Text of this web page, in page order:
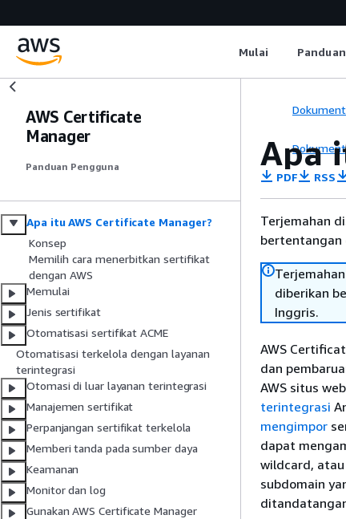
Mulai
AWS Certificate
Manager
Panduan Pengguna
Apa itu AWS Certificate Manager?
Konsep
Memilih cara menerbitkan sertifikat
dengan AWS
Memulai
Jenis sertifikat
Otomatisasi sertifikat ACME
Otomatisasi terkelola dengan layanan
terintegrasi
Otomasi di luar layanan terintegrasi
Manajemen sertifikat
Perpanjangan sertifikat terkelola
Memberi tanda pada sumber daya
Keamanan
Monitor dan log
Gunakan AWS Certificate Manager
Apa
PDF RSS
Terjemahan
bertentangan
diberikan
Inggris.
AWS
dan
AWS situs
terintegrasi
mengimpor
dapat
wildcard,
subdomain